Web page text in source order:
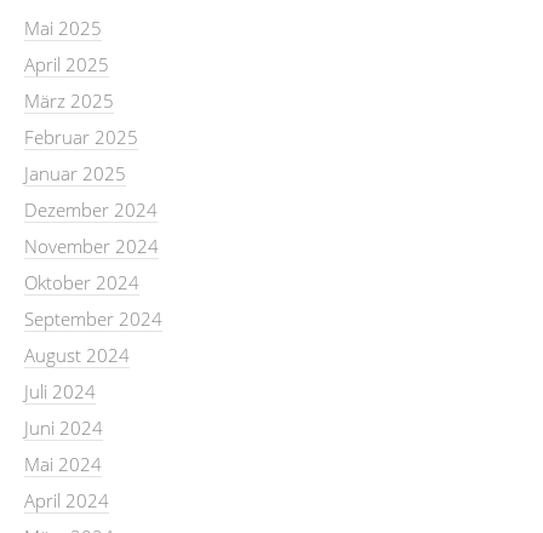
Mai 2025
April 2025
März 2025
Februar 2025
Januar 2025
Dezember 2024
November 2024
Oktober 2024
September 2024
August 2024
Juli 2024
Juni 2024
Mai 2024
April 2024